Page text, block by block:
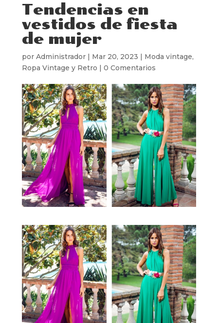
Tendencias en
vestidos de fiesta
de mujer
por Administrador| Mar 20, 2023 | Moda vintage,
Ropa Vintage y Retro | 0 Comentarios